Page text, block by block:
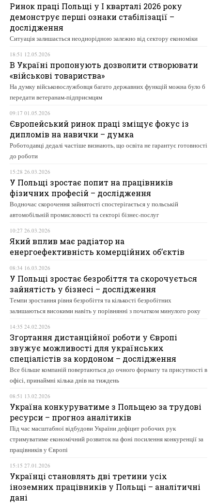
Ринок праці Польщі у І кварталі 2026 року
демонструє перші ознаки стабілізації –
дослідження
Ситуація залишається неоднорідною залежно від сектору економіки
18:51 12.05.2026
В Україні пропонують дозволити створювати
«військові товариства»
На думку військовослужбовця багато державних функцій можна було б
передати ветеранам-підприємцям
09:17 01.05.2026
Європейський ринок праці зміщує фокус із
дипломів на навички – думка
Роботодавці дедалі частіше визнають, що освіта не гарантує готовності
до роботи
15:28 26.03.2026
У Польщі зростає попит на працівників
фізичних професій – дослідження
Водночас скорочення зайнятості спостерігається у польській
автомобільній промисловості та секторі бізнес-послуг
10:27 26.03.2026
Який вплив має радіатор на
енергоефективність комерційних об’єктів
08:34 16.03.2026
У Польщі зростає безробіття та скорочується
зайнятість у бізнесі – дослідження
Темпи зростання рівня безробіття та кількості безробітних
залишаються високими навіть у порівнянні з початком минулого року
14:35 24.02.2026
Згортання дистанційної роботи у Європі
звужує можливості для українських
спеціалістів за кордоном – дослідження
Все більше компаній повертаються до очного формату та присутності в
офісі, принаймні кілька днів на тиждень
08:51 13.02.2026
Україна конкуруватиме з Польщею за трудові
ресурси – прогноз аналітиків
Під час масштабної відбудови України дефіцит робочих рук
стримуватиме економічний розвиток на фоні посилення конкуренції за
працівників у Європі
15:15 27.01.2026
Українці становлять дві третини усіх
іноземних працівників у Польщі – аналітичні
дані